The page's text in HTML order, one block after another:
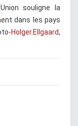
souligne la
dans les pays
Holger.Ellgaard,